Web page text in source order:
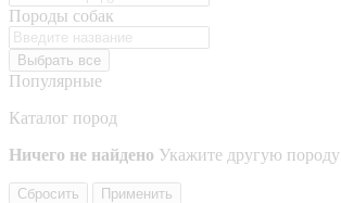
Породы собак
Выбрать все
Популярные
Каталог пород
Ничего не найдено Укажите другую породу
Сбросить Применить